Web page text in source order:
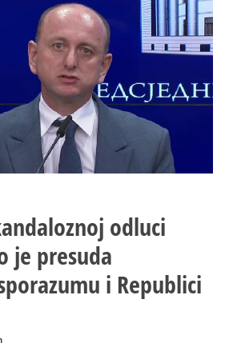
odluci
je presuda
i Republici